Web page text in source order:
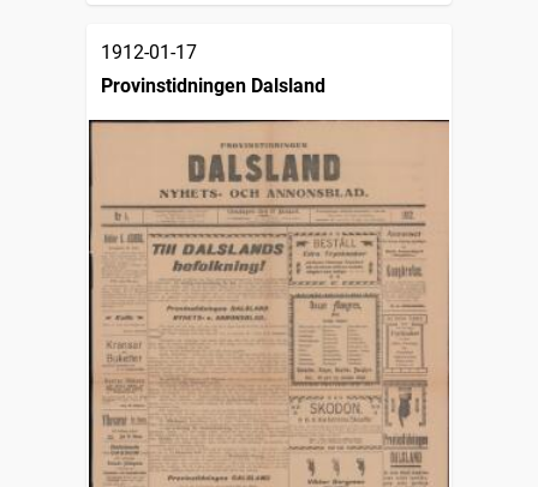
1912-01-17
Provinstidningen Dalsland